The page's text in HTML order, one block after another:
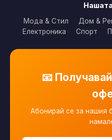
Мода & Стил Дом &
Електроника
Спорт
📧
Абонирай се за нашия